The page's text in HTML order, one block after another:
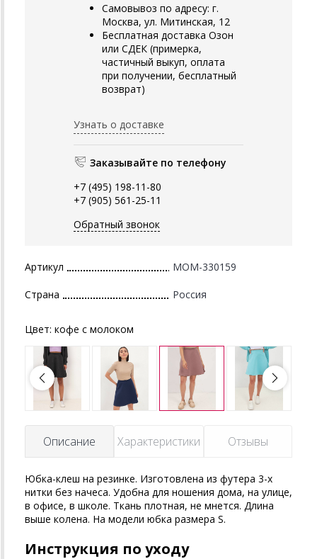
Самовывоз по адресу: г.
Москва, ул. Митинская, 12
Бесплатная доставка Озон
или СДЕК (примерка,
частичный выкуп, оплата
при получении, бесплатный
возврат)
Узнать о доставке
Заказывайте по телефону
+7 (495) 198-11-80
+7 (905) 561-25-11
Обратный звонок
Артикул MOM-330159
Страна Россия
Цвет: кофе с молоком
Описание Характеристики Отзывы
Юбка-клеш на резинке. Изготовлена из футера 3-х
нитки без начеса. Удобна для ношения дома, на улице,
в офисе, в школе. Ткань плотная, не мнется. Длина
выше колена. На модели юбка размера S.
Инструкция по уходу